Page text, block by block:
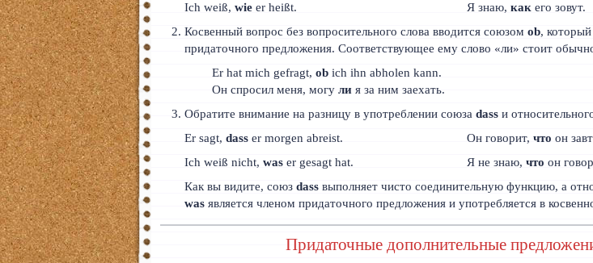
Ich weiß,wie er heißt. Я знаю, как его зовут.
Косвенный вопрос без вопросительного слова вводится союзомob, который
придаточного предложения. Соответствующее ему слово «ли» стоит обычно
Er hat mich gefragt, ob ich ihn abholen kann.
Он спросил меня, могу ли я за ним заехать.
Обратите внимание на разницу в употреблении союзаdass и
Er sagt,dass er morgen abreist. Он говорит, что он
Ich weiß nicht,was er gesagt hat. Я не знаю, что он
Как вы видите, союзdass выполняет чисто соединительную функцию, а
was является членом придаточного предложения и употребляется в
Придаточные дополнительные